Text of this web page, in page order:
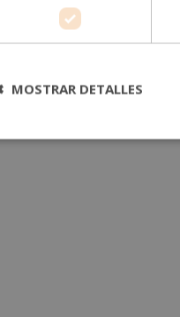
MOSTRAR DETALLES